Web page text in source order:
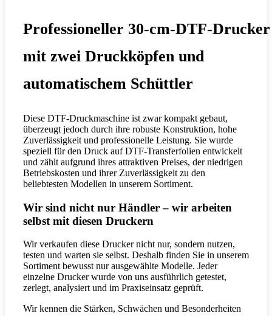
Professioneller 30-cm-DTF-Drucker
mit zwei Druckköpfen und
automatischem Schüttler
Diese DTF-Druckmaschine ist zwar kompakt gebaut,
überzeugt jedoch durch ihre robuste Konstruktion, hohe
Zuverlässigkeit und professionelle Leistung. Sie wurde
speziell für den Druck auf DTF-Transferfolien entwickelt
und zählt aufgrund ihres attraktiven Preises, der niedrigen
Betriebskosten und ihrer Zuverlässigkeit zu den
beliebtesten Modellen in unserem Sortiment.
Wir sind nicht nur Händler – wir arbeiten
selbst mit diesen Druckern
Wir verkaufen diese Drucker nicht nur, sondern nutzen,
testen und warten sie selbst. Deshalb finden Sie in unserem
Sortiment bewusst nur ausgewählte Modelle. Jeder
einzelne Drucker wurde von uns ausführlich getestet,
zerlegt, analysiert und im Praxiseinsatz geprüft.
Wir kennen die Stärken, Schwächen und Besonderheiten